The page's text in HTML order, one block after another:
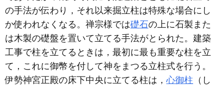
の手法が伝わり，それ以来掘立柱は特殊な場合にし
か使われなくなる。禅宗様では礎石の上に石製また
は木製の礎盤を置いて立てる手法がとられた。建築
工事で柱を立てるときは，最初に最も重要な柱を立
て，これに御幣を付して神をまつる立柱式を行う。
伊勢神宮正殿の床下中央に立てる柱は，心御柱 （し